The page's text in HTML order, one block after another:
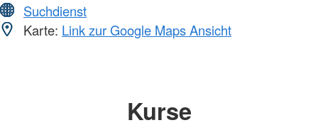
Suchdienst
Karte: Link zur Google Maps Ansicht
Kurse